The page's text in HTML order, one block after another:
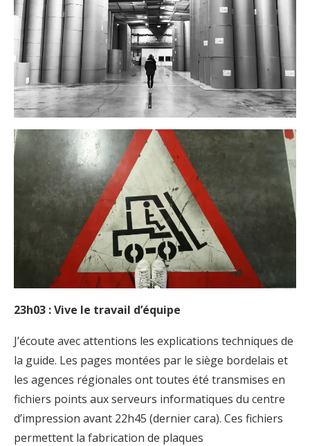
23h03 : Vive le travail d’équipe
J’écoute avec attentions les explications techniques de
la guide. Les pages montées par le siège bordelais et
les agences régionales ont toutes été transmises en
fichiers points aux serveurs informatiques du centre
d’impression avant 22h45 (dernier cara). Ces fichiers
permettent la fabrication de plaques